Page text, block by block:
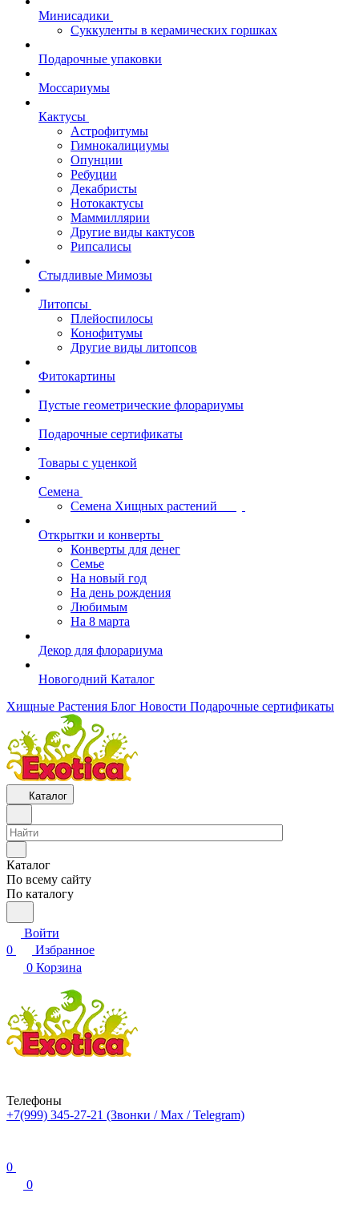
Минисадики
Суккуленты в керамических горшках
Подарочные упаковки
Моссариумы
Кактусы
Астрофитумы
Гимнокалициумы
Опунции
Ребуции
Декабристы
Нотокактусы
Маммиллярии
Другие виды кактусов
Рипсалисы
Стыдливые Мимозы
Литопсы
Плейоспилосы
Конофитумы
Другие виды литопсов
Фитокартины
Пустые геометрические флорариумы
Подарочные сертификаты
Товары с уценкой
Семена
Семена Хищных растений
Открытки и конверты
Конверты для денег
Семье
На новый год
На день рождения
Любимым
На 8 марта
Декор для флорариума
Новогодний Каталог
Хищные Растения Блог Новости Подарочные сертификаты
Каталог
Каталог
По всему сайту
По каталогу
Войти
0
Избранное
0 Корзина
Телефоны
+7(999) 345-27-21 (Звонки / Max / Telegram)
0
0